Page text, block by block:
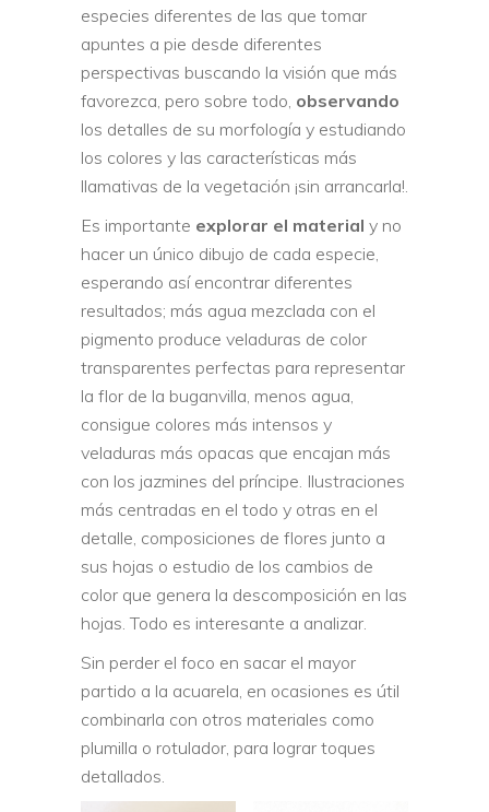
especies diferentes de las que tomar
apuntes a pie desde diferentes
perspectivas buscando la visión que más
favorezca, pero sobre todo, observando
los detalles de su morfología y estudiando
los colores y las características más
llamativas de la vegetación ¡sin arrancarla!.
Es importante explorar el material y no
hacer un único dibujo de cada especie,
esperando así encontrar diferentes
resultados; más agua mezclada con el
pigmento produce veladuras de color
transparentes perfectas para representar
la flor de la buganvilla, menos agua,
consigue colores más intensos y
veladuras más opacas que encajan más
con los jazmines del príncipe. Ilustraciones
más centradas en el todo y otras en el
detalle, composiciones de flores junto a
sus hojas o estudio de los cambios de
color que genera la descomposición en las
hojas. Todo es interesante a analizar.
Sin perder el foco en sacar el mayor
partido a la acuarela, en ocasiones es útil
combinarla con otros materiales como
plumilla o rotulador, para lograr toques
detallados.